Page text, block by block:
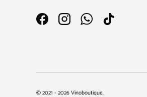
FacebookInstagramWhatsAppTikTok
© 2021 - 2026Vinoboutique.